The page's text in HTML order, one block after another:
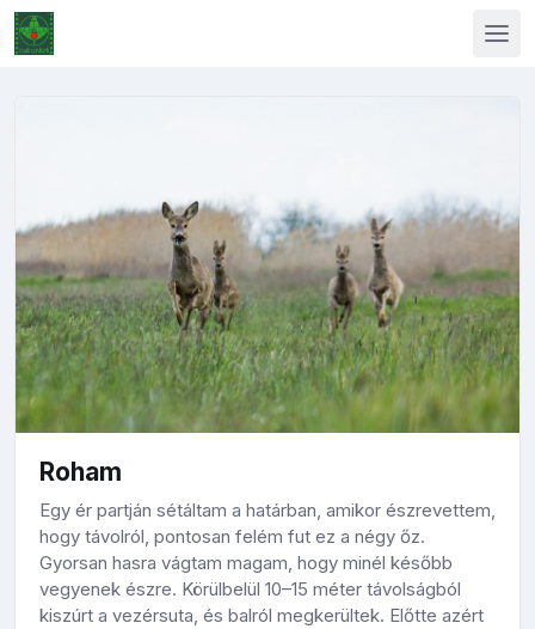
Roham
Egy ér partján sétáltam a határban, amikor észrevettem,
hogy távolról, pontosan felém fut ez a négy őz.
Gyorsan hasra vágtam magam, hogy minél később
vegyenek észre. Körülbelül 10–15 méter távolságból
kiszúrt a vezérsuta, és balról megkerültek. Előtte azért